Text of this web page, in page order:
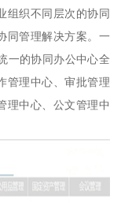
组织不同层次的协同
同管理解决方案。一
一的协同办公中心全
管理中心、审批管理
理中心、公文管理中